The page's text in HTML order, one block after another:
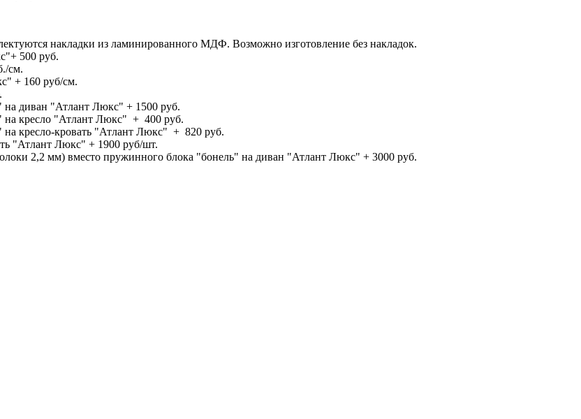
накладки из ламинированного МДФ. Возможно изготовление без накладок.
500 руб.
см.
+ 160 руб/см.
диван "Атлант Люкс" + 1500 руб.
на кресло "Атлант Люкс" + 400 руб.
кресло-кровать "Атлант Люкс" + 820 руб.
"Атлант Люкс" + 1900 руб/шт.
2,2 мм) вместо пружинного блока "бонель" на диван "Атлант Люкс" + 3000 руб.